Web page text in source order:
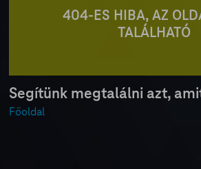
404-ES HIBA, AZ
TALÁLHATÓ
Segítünk megtalálni azt,
Főoldal